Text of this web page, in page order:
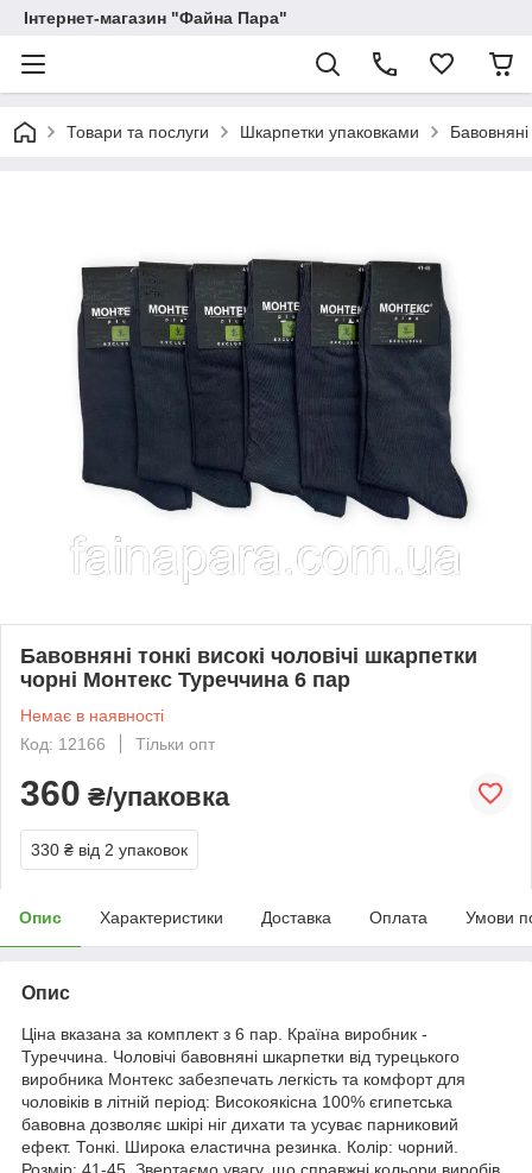
Інтернет-магазин "Файна Пара"
Товари та послуги Шкарпетки упаковками
Бавовняні тонкі високі чоловічі шкарпетки
чорні Монтекс Туреччина 6 пар
Немає в наявності
Код: 12166
Тільки опт
360 ₴/упаковка
330 ₴ від 2 упаковок
Опис Характеристики Доставка Оплата Умови
Опис
Ціна вказана за комплект з 6 пар. Країна виробник -
Туреччина. Чоловічі бавовняні шкарпетки від турецького
виробника Монтекс забезпечать легкість та комфорт для
чоловіків в літній період: Високоякісна 100% єгипетська
бавовна дозволяє шкірі ніг дихати та усуває парниковий
ефект. Тонкі. Широка еластична резинка. Колір: чорний.
Розмір: 41-45. Звертаємо увагу, що справжні кольори виробів